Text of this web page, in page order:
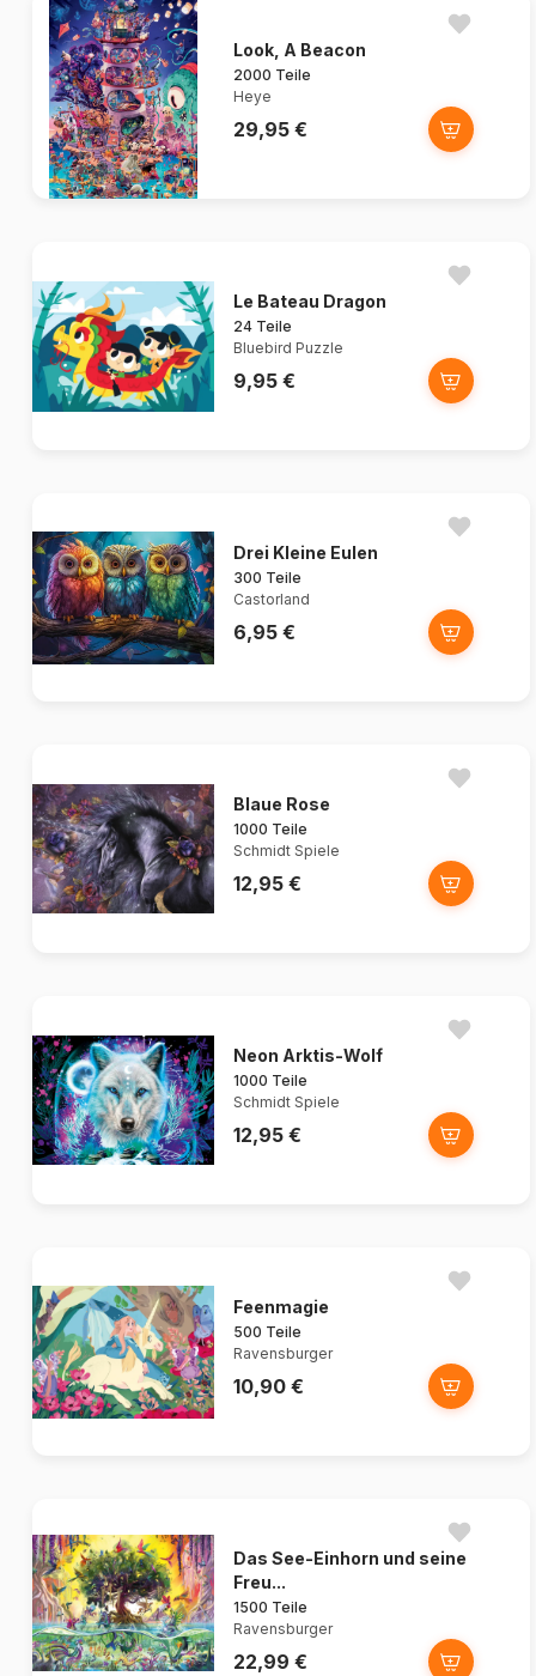
Look, A Beacon
2000 Teile
Heye
29,95 €
Le Bateau Dragon
24 Teile
Bluebird Puzzle
9,95 €
Drei Kleine Eulen
300 Teile
Castorland
6,95 €
Blaue Rose
1000 Teile
Schmidt Spiele
12,95 €
Neon Arktis-Wolf
1000 Teile
Schmidt Spiele
12,95 €
Feenmagie
500 Teile
Ravensburger
10,90 €
Das See-Einhorn und seine
Freu...
1500 Teile
Ravensburger
22,99 €